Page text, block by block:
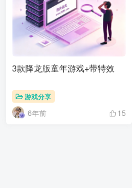
3款降龙版童年游戏+带特效
游戏分享
6年前 15